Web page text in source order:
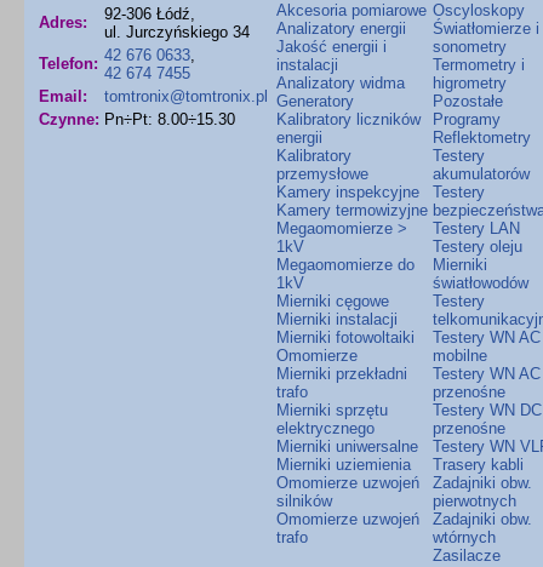
Adres:
92-306 Łódź,
ul. Jurczyńskiego 34
Telefon: 42 676 0633,
42 674 7455
Email:
tomtronix@tomtronix.pl
Czynne: Pn÷Pt: 8.00÷15.30
Akcesoria pomiarowe
Analizatory energii
Jakość energii i
instalacji
Analizatory widma
Generatory
Kalibratory liczników
energii
Kalibratory
przemysłowe
Kamery inspekcyjne
Kamery termowizyjne
Megaomomierze >
1kV
Megaomomierze do
1kV
Mierniki cęgowe
Mierniki instalacji
Mierniki fotowoltaiki
Omomierze
Mierniki przekładni
trafo
Mierniki sprzętu
elektrycznego
Mierniki uniwersalne
Mierniki uziemienia
Omomierze uzwojeń
silników
Omomierze uzwojeń
trafo
Oscyloskopy
Światłomierze i
sonometry
Termometry i
higrometry
Pozostałe
Programy
Reflektometry
Testery
akumulatorów
Testery
Testery LAN
Testery oleju
Mierniki
światłowodów
Testery
Testery WN AC
mobilne
Testery WN AC
przenośne
Testery WN DC
przenośne
Testery WN
Trasery kabli
Zadajniki obw.
pierwotnych
Zadajniki obw.
wtórnych
Zasilacze